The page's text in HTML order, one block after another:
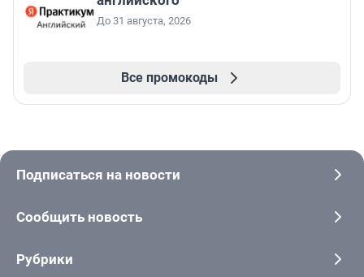
До 31 августа, 2026
Все промокоды
Подписаться на новости
Сообщить новость
Рубрики